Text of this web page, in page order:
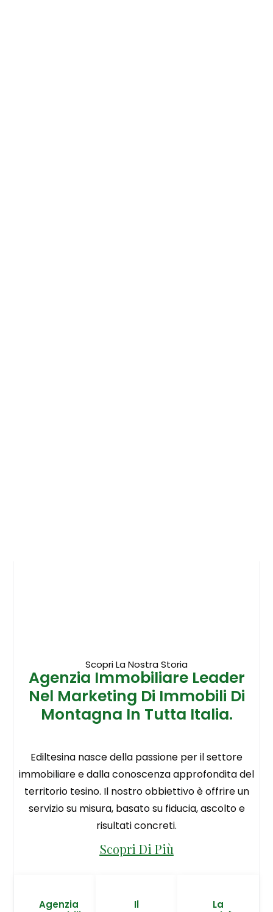
Scopri La Nostra Storia
Agenzia Immobiliare Leader
Nel Marketing Di Immobili Di
Montagna In Tutta Italia.
Ediltesina nasce della passione per il settore
immobiliare e dalla conoscenza approfondita del
territorio tesino. Il nostro obbiettivo è offrire un
servizio su misura, basato su fiducia, ascolto e
risultati concreti.
Scopri Di Più
Agenzia
Il
La